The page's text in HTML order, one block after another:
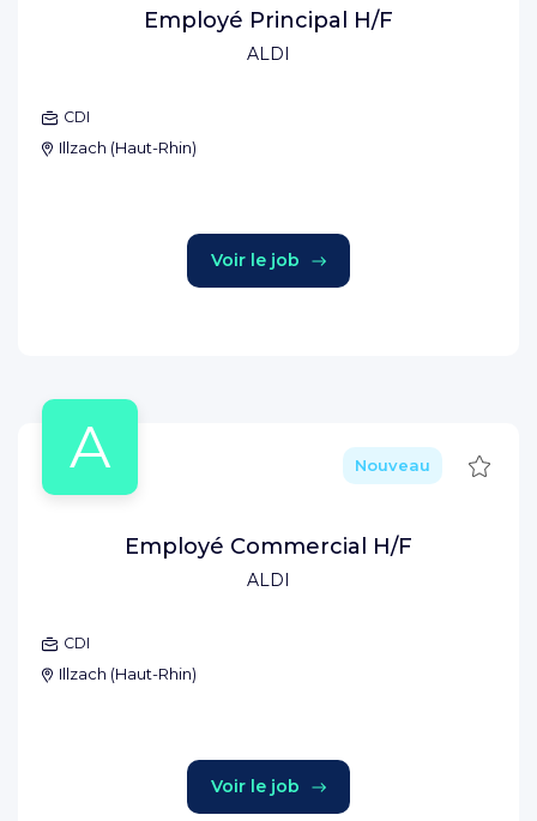
ALDI
Employé Principal H/F
CDI
Illzach (Haut-Rhin)
Voir le job
A
ALDI
Nouveau
Employé Commercial H/F
CDI
Illzach (Haut-Rhin)
Voir le job